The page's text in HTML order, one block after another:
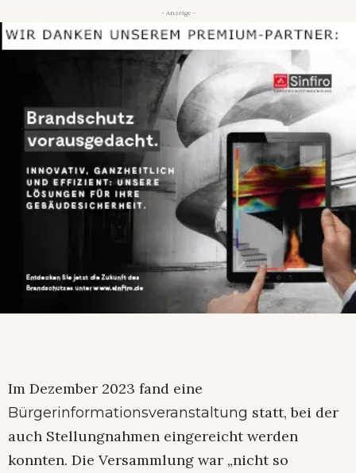
- Anzeige -
Im Dezember 2023 fand eine
Bürgerinformationsveranstaltung statt, bei der
auch Stellungnahmen eingereicht werden
konnten. Die Versammlung war „nicht so